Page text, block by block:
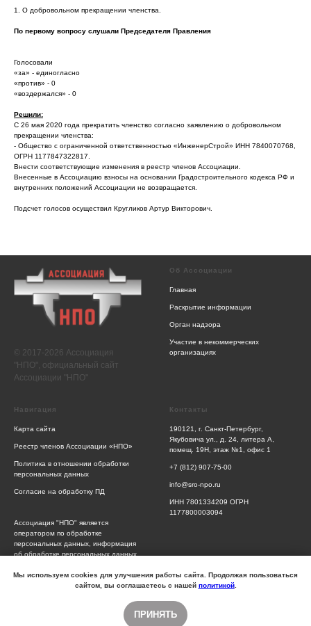
1. О добровольном прекращении членства.
По первому вопросу слушали Председателя Правления
Голосовали
«за» - единогласно
«против» - 0
«воздержался» - 0
Решили:
С 26 мая 2020 года прекратить членство согласно заявлению о добровольном
прекращении членства:
- Общество с ограниченной ответственностью «ИнженерСтрой» ИНН 7840070768,
ОГРН 1177847322817.
Внести соответствующие изменения в реестр членов Ассоциации.
Внесенные в Ассоциацию взносы на основании Градостроительного кодекса РФ и
внутренних положений Ассоциации не возвращается.
Подсчет голосов осуществил Кругликов Артур Викторович.
Мы используем cookies для улучшения работы сайта. Продолжая пользоваться
сайтом, вы соглашаетесь с нашей политикой.
ПРИНЯТЬ
© 2017-2026 Ассоциация
"НПО", официальный сайт
Ассоциации "НПО"
Об Ассоциации
Главная
Раскрытие информации
Орган надзора
Участие в некоммерческих
организациях
Навигация
Карта сайта
Реестр членов Ассоциации «НПО»
Политика в отношении обработки
персональных данных
Согласие на обработку ПД
Ассоциация "НПО" является
оператором по обработке
персональных данных, информация
об обработке персональных данных
требованиях к защите персональных
данных отражены в Политике
Контакты
190121, г. Санкт-Петербург,
Якубовича ул., д. 24, литера А,
помещ. 19Н, этаж №1, офис 1
+7 (812) 907-75-00
info@sro-npo.ru
ИНН 7801334209 ОГРН
1177800003094